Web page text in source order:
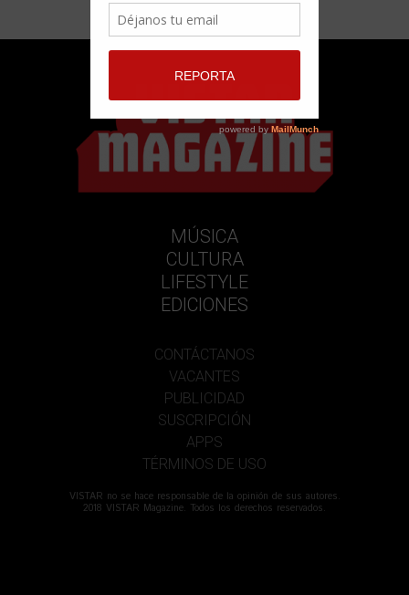
MÚSICA
CULTURA
LIFESTYLE
EDICIONES
CONTÁCTANOS
VACANTES
PUBLICIDAD
SUSCRIPCIÓN
APPS
TÉRMINOS DE USO
VISTAR no se hace responsable de la opinión de sus autores.
2018 VISTAR Magazine. Todos los derechos reservados.